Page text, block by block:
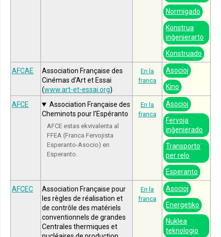
Normigado
Konstrua
inĝenierarto
Konstruado
AFCAE
Association Française des
Cinémas d'Art et Essai
(www.art-et-essai.org)
En la
franca
Asocioj
Kino
AFCE
Association Française des
Cheminots pour l'Espéranto
AFCE estas ekvivalenta al
FFEA (Franca Fervojista
Esperanto-Asocio) en
Esperanto.
En la
franca
Asocioj
Fervoja
inĝenierado
Transporto
per relo
Esperanto
AFCEC
Association Française pour
les règles de réalisation et
de contrôle des matériels
conventionnels de grandes
Centrales thermiques et
En la
franca
Asocioj
Energetiko
Nuklea
teknologio